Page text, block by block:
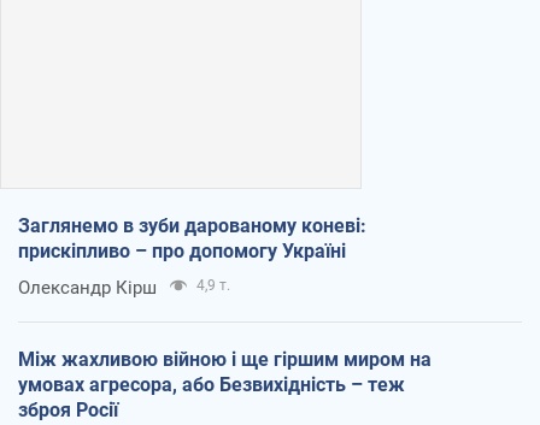
Заглянемо в зуби дарованому коневі:
прискіпливо – про допомогу Україні
Олександр Кірш 4,9 т.
Між жахливою війною і ще гіршим миром на
умовах агресора, або Безвихідність – теж
зброя Росії